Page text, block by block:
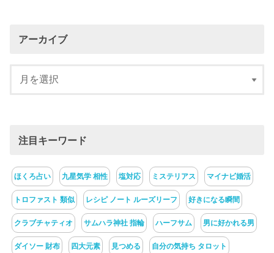
アーカイブ
注目キーワード
ほくろ占い 九星気学 相性 塩対応 ミステリアス マイナビ婚活
トロファスト 類似 レシピ ノート ルーズリーフ 好きになる瞬間
クラブチャティオ サムハラ神社 指輪 ハーフサム 男に好かれる男
ダイソー 財布 四大元素 見つめる 自分の気持ち タロット